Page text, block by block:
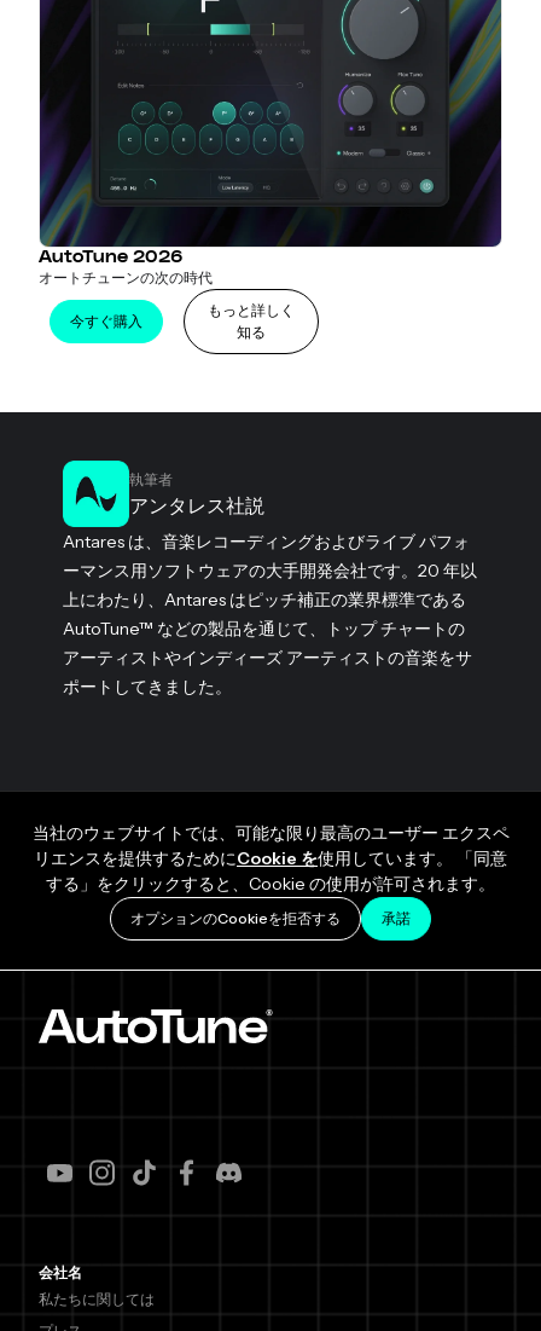
AutoTune 2026
オートチューンの次の時代
今すぐ購入
もっと詳しく
知る
執筆者
アンタレス社説
Antares は、音楽レコーディングおよびライブ パフォ
ーマンス用ソフトウェアの大手開発会社です。20 年以
上にわたり、Antares はピッチ補正の業界標準である
AutoTune™ などの製品を通じて、トップ チャートの
アーティストやインディーズ アーティストの音楽をサ
ポートしてきました。
当社のウェブサイトでは、可能な限り最高のユーザー エクスペ
リエンスを提供するためにCookie を使用しています。 「同意
する」をクリックすると、Cookie の使用が許可されます。
オプションのCookieを拒否する 承諾
会社名
私たちに関しては